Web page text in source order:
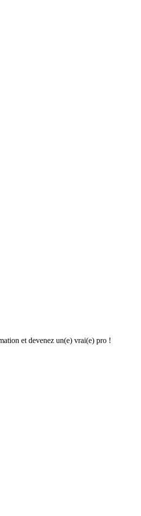
et devenez un(e) vrai(e) pro !